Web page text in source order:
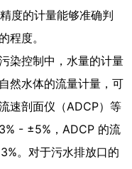
度的计量能够准确判
程度。
染控制中，水量的计量
然水体的流量计量，可
速剖面仪（ADCP）等
- ±5%，ADCP 的流
。对于污水排放口的